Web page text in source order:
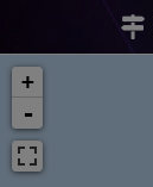
+
-